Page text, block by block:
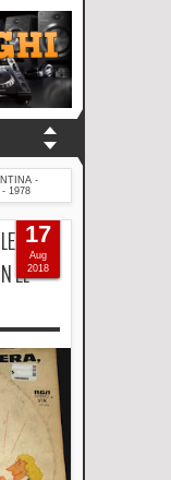
-
1978
EL -
17
Aug
2018